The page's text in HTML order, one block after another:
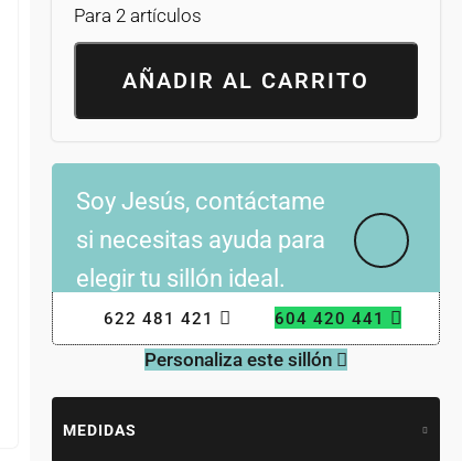
Para 2 artículos
AÑADIR AL CARRITO
Soy Jesús, contáctame
si necesitas ayuda para
elegir tu sillón ideal.
622 481 421 604 420 441
Personaliza este sillón
MEDIDAS